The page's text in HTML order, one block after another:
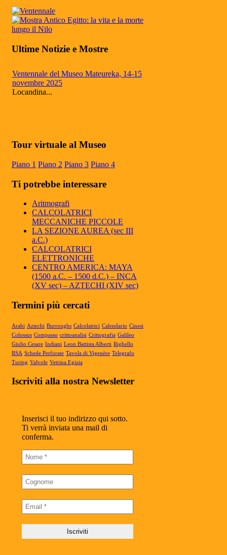
Ultime Notizie e Mostre
Ventennale del Museo Mateureka, 14-15
novembre 2025
Locandina...
riconosciuto fra i cinque più autorevoli in
Europa
dalla rivista UMI (Unione Matematici
Articolo RiminiIn
Articolo Geronimo maggio 2025
Articolo Geronimo, maggio 2025...
Tour virtuale al Museo
Piano 1 Piano 2 Piano 3 Piano 4
Ti potrebbe interessare
Aritmografi
CALCOLATRICI
MECCANICHE PICCOLE
LA SEZIONE AUREA (sec III
a.C.)
CALCOLATRICI
ELETTRONICHE
CENTRO AMERICA: MAYA
(1500 a.C. – 1500 d.C.) – INCA
(XV sec) – AZTECHI (XIV sec)
Termini più cercati
Arabi Aztechi Burroughs Calcolatrici Calendario Cinesi
Colossus Compasso crittoanalisi Crittografia Galileo
Giulio Cesare Indiani Leon Battista Alberti Righello
RSA Schede Perforate Tavola di Vigenère Telegrafo
Turing Valvole Vetrina Egizia
Iscriviti alla nostra Newsletter
Inserisci il tuo indirizzo qui sotto.
Ti verrà inviata una mail di
conferma.